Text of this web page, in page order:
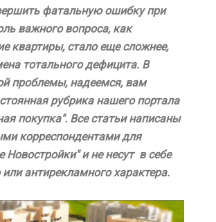
фатальную ошибку при
важного вопроса, как
квартиры, стало еще сложнее,
тотального дефицита. В
проблемы, надеемся, вам
рубрика нашего портала
покупка". Все статьи написаны
корреспондентами для
Новостройки" и не несут в себе
антирекламного характера.